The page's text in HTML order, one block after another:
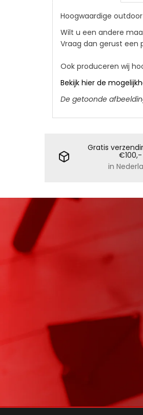
Hoogwaardige
Wilt u een andere
Vraag dan gerust een
Ook produceren wij
Bekijk hier de
De getoonde
Gratis
€100,-
in